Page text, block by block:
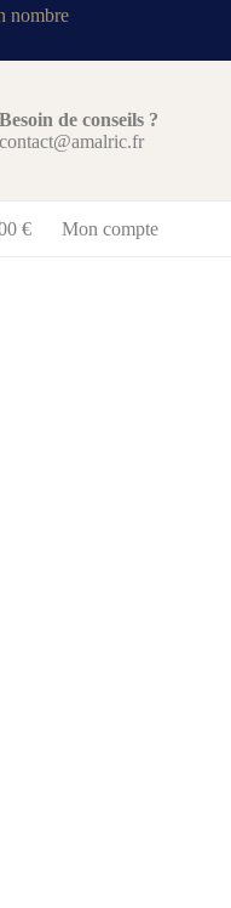
nombre
Besoin de conseils ?
contact@amalric.fr
€ Mon compte